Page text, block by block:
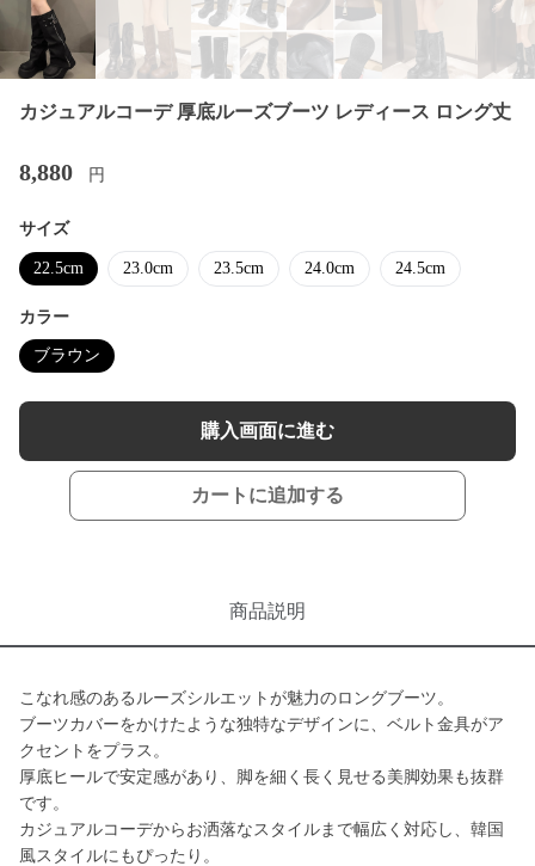
カジュアルコーデ 厚底ルーズブーツ レディース ロング丈
8,880 円
サイズ
22.5cm 23.0cm 23.5cm 24.0cm 24.5cm
カラー
ブラウン
購入画面に進む
カートに追加する
商品説明
こなれ感のあるルーズシルエットが魅力のロングブーツ。
ブーツカバーをかけたような独特なデザインに、ベルト金具がア
クセントをプラス。
厚底ヒールで安定感があり、脚を細く長く見せる美脚効果も抜群
です。
カジュアルコーデからお洒落なスタイルまで幅広く対応し、韓国
風スタイルにもぴったり。